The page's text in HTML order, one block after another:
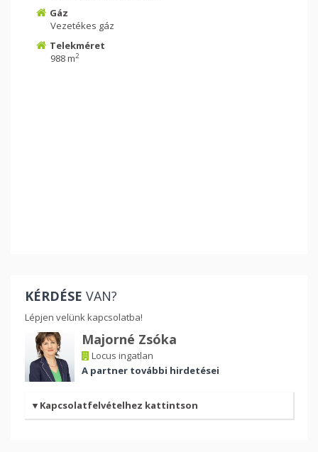
Gáz
Vezetékes gáz
Telekméret
988 m2
KÉRDÉSE VAN?
Lépjen velünk kapcsolatba!
Majorné Zsóka
Locus ingatlan
A partner további hirdetései
Kapcsolatfelvételhez kattintson